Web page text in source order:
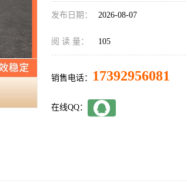
发布日期： 2026-08-07
阅 读 量： 105
销售电话： 17392956081
在线QQ：